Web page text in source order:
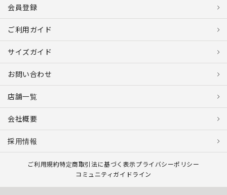
会員登録
ご利用ガイド
サイズガイド
お問い合わせ
店舗一覧
会社概要
採用情報
ご利用規約特定商取引法に基づく表示プライバシーポリシー
コミュニティガイドライン